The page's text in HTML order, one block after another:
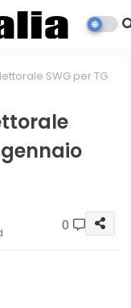
SWG per TG
gennaio
0